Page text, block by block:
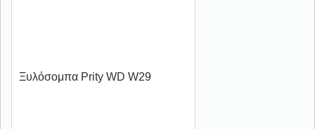
Ξυλόσομπα Prity WD W29